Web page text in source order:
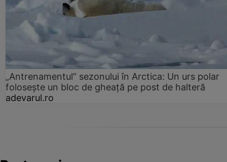
„Antrenamentul” sezonului în Arctica: Un urs polar
folosește un bloc de gheață pe post de halteră
adevarul.ro